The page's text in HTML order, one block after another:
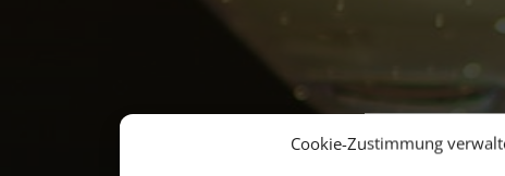
Cookie-Zustimmung